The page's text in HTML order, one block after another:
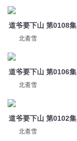
道爷要下山 第0108集
北斋雪
道爷要下山 第0106集
北斋雪
道爷要下山 第0102集
北斋雪